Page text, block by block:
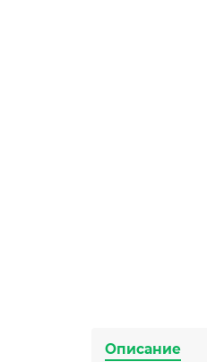
Описание